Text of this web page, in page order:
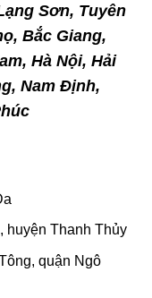
Sơn, Tuyên
Bắc Giang,
Hà Nội, Hải
Nam Định,
huyện Thanh Thủy
quận Ngô